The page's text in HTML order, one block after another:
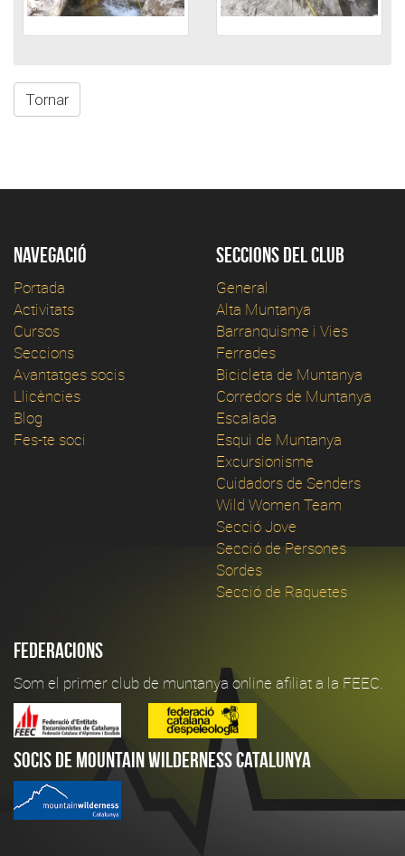
Tornar
Navegació
Portada
Activitats
Cursos
Seccions
Avantatges socis
Llicències
Blog
Fes-te soci
Seccions del club
General
Alta Muntanya
Barranquisme i Vies
Ferrades
Bicicleta de Muntanya
Corredors de Muntanya
Escalada
Esqui de Muntanya
Excursionisme
Cuidadors de Senders
Wild Women Team
Secció Jove
Secció de Persones
Sordes
Secció de Raquetes
Federacions
Som el primer club de muntanya online afiliat a la FEEC.
Socis de Mountain Wilderness Catalunya